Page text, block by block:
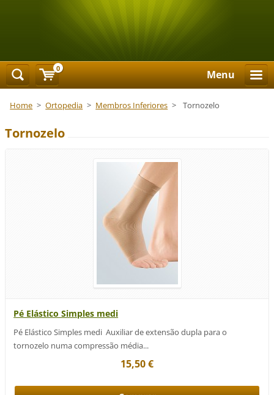
Menu
Home > Ortopedia > Membros Inferiores > Tornozelo
Tornozelo
Pé Elástico Simples medi
Pé Elástico Simples medi Auxiliar de extensão dupla para o
tornozelo numa compressão média...
15,50 €
0